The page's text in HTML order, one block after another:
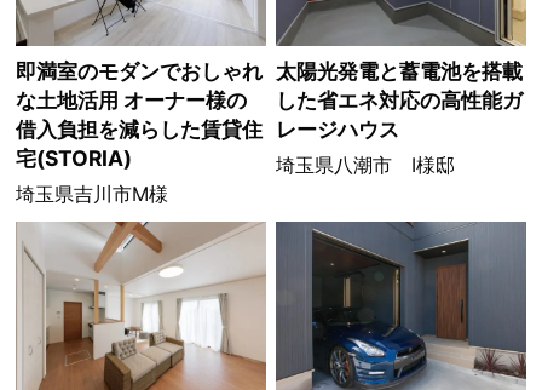
即満室のモダンでおしゃれ
な土地活用 オーナー様の
借入負担を減らした賃貸住
宅(STORIA)
埼玉県吉川市M様
太陽光発電と蓄電池を搭載
した省エネ対応の高性能ガ
レージハウス
埼玉県八潮市 I様邸